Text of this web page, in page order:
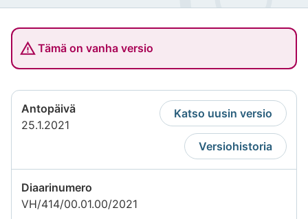
Tämä on vanha versio
Antopäivä
25.1.2021
Katso uusin versio
Versiohistoria
Diaarinumero
VH/414/00.01.00/2021